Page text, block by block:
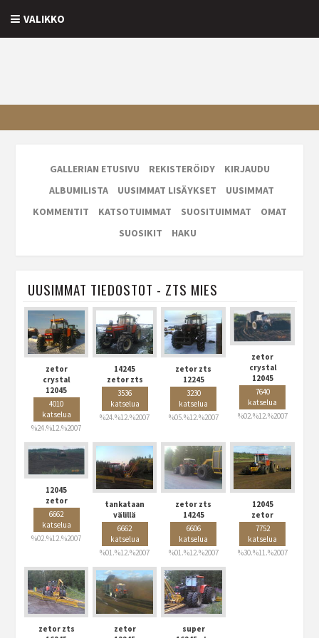
VALIKKO
GALLERIAN ETUSIVU REKISTERÖIDY
KIRJAUDU
ALBUMILISTA
UUSIMMAT LISÄYKSET
UUSIMMAT
KOMMENTIT
KATSOTUIMMAT SUOSITUIMMAT
OMAT
SUOSIKIT
HAKU
UUSIMMAT TIEDOSTOT - ZTS MIES
zetor
crystal
12045
4010
katselua
%24.%12.%2007
14245
zetor zts
3536
katselua
%24.%12.%2007
zetor zts
12245
3230
katselua
%05.%12.%2007
zetor
crystal
12045
7640
katselua
%02.%12.%2007
12045
zetor
6662
katselua
%02.%12.%2007
tankataan
välillä
6662
katselua
%01.%12.%2007
zetor zts
14245
6606
katselua
%01.%12.%2007
12045
zetor
7752
katselua
%30.%11.%2007
zetor zts
zetor
super